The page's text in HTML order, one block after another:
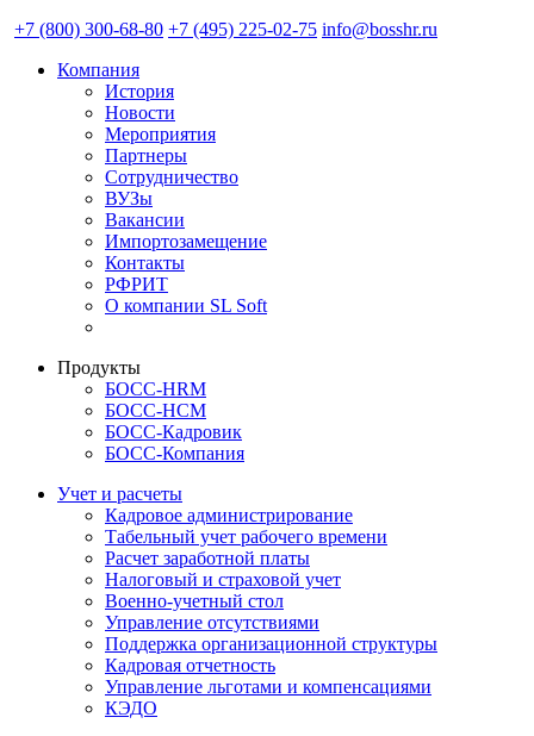
+7 (800) 300-68-80 +7 (495) 225-02-75 info@bosshr.ru
Компания
История
Новости
Мероприятия
Партнеры
Сотрудничество
ВУЗы
Вакансии
Импортозамещение
Контакты
РФРИТ
О компании SL Soft
Продукты
БОСС-HRM
БОСС-HCM
БОСС-Кадровик
БОСС-Компания
Учет и расчеты
Кадровое администрирование
Табельный учет рабочего времени
Расчет заработной платы
Налоговый и страховой учет
Военно-учетный стол
Управление отсутствиями
Поддержка организационной структуры
Кадровая отчетность
Управление льготами и компенсациями
КЭДО